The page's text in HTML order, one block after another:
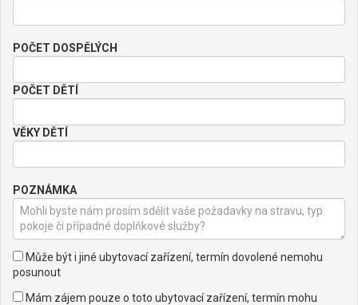
POČET DOSPĚLÝCH
POČET DĚTÍ
VĚKY DĚTÍ
POZNÁMKA
Může být i jiné ubytovací zařízení, termín dovolené nemohu
posunout
Mám zájem pouze o toto ubytovací zařízení, termín mohu